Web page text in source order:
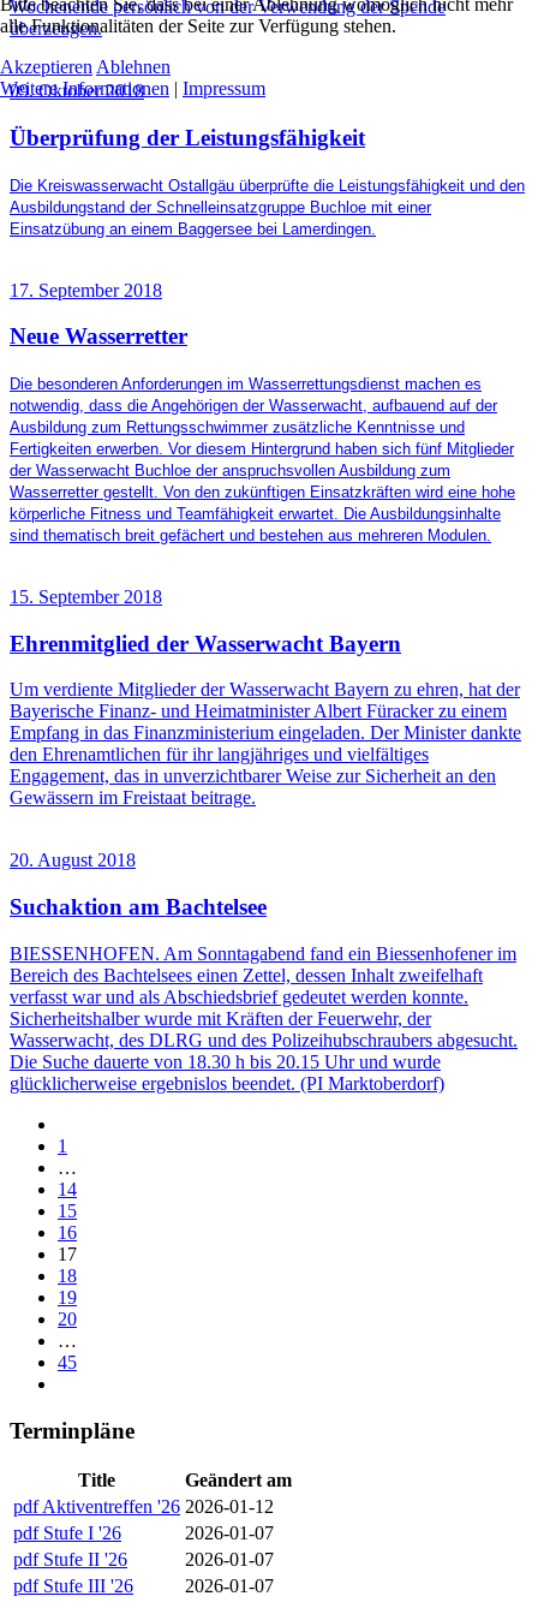
Wochenende persönlich von der Verwendung der Spende
überzeugen.
09. Oktober 2018
Überprüfung der Leistungsfähigkeit
Die Kreiswasserwacht Ostallgäu überprüfte die Leistungsfähigkeit und den
Ausbildungstand der Schnelleinsatzgruppe Buchloe mit einer
Einsatzübung an einem Baggersee bei Lamerdingen.
17. September 2018
Neue Wasserretter
Die besonderen Anforderungen im Wasserrettungsdienst machen es
notwendig, dass die Angehörigen der Wasserwacht, aufbauend auf der
Ausbildung zum Rettungsschwimmer zusätzliche Kenntnisse und
Fertigkeiten erwerben. Vor diesem Hintergrund haben sich fünf Mitglieder
der Wasserwacht Buchloe der anspruchsvollen Ausbildung zum
Wasserretter gestellt. Von den zukünftigen Einsatzkräften wird eine hohe
körperliche Fitness und Teamfähigkeit erwartet. Die Ausbildungsinhalte
sind thematisch breit gefächert und bestehen aus mehreren Modulen.
15. September 2018
Ehrenmitglied der Wasserwacht Bayern
Um verdiente Mitglieder der Wasserwacht Bayern zu ehren, hat der
Bayerische Finanz- und Heimatminister Albert Füracker zu einem
Empfang in das Finanzministerium eingeladen. Der Minister dankte
den Ehrenamtlichen für ihr langjähriges und vielfältiges
Engagement, das in unverzichtbarer Weise zur Sicherheit an den
Gewässern im Freistaat beitrage.
20. August 2018
Suchaktion am Bachtelsee
BIESSENHOFEN. Am Sonntagabend fand ein Biessenhofener im
Bereich des Bachtelsees einen Zettel, dessen Inhalt zweifelhaft
verfasst war und als Abschiedsbrief gedeutet werden konnte.
Sicherheitshalber wurde mit Kräften der Feuerwehr, der
Wasserwacht, des DLRG und des Polizeihubschraubers abgesucht.
Die Suche dauerte von 18.30 h bis 20.15 Uhr und wurde
glücklicherweise ergebnislos beendet. (PI Marktoberdorf)
1
…
14
15
16
17
18
19
20
…
45
Terminpläne
Title
Geändert am
pdf Aktiventreffen '26 2026-01-12
pdf Stufe I '26
2026-01-07
pdf Stufe II '26
2026-01-07
pdf Stufe III '26 2026-01-07
alle Funktionalitäten der Seite zur Verfügung stehen.
Akzeptieren Ablehnen
Weitere Informationen | Impressum